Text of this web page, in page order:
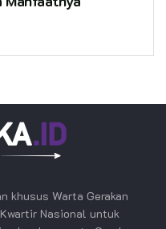
khusus Warta Gerakan
Nasional untuk